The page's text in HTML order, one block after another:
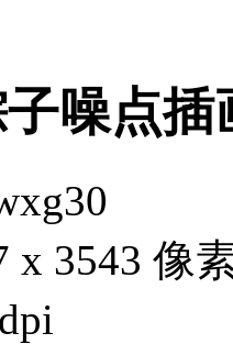
噪点插
x 3543 像